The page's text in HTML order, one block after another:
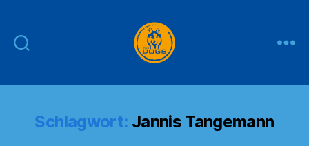
DOGS
Schlagwort: Jannis Tangemann